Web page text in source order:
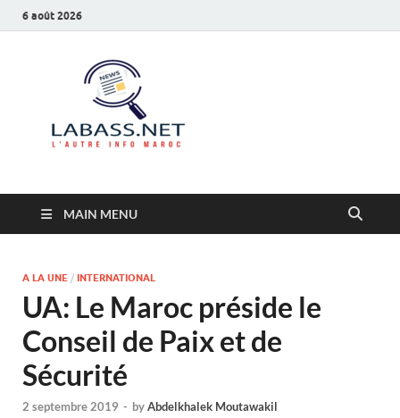
6 août 2026
MAIN MENU
A LA UNE / INTERNATIONAL
UA: Le Maroc préside le
Conseil de Paix et de
Sécurité
2 septembre 2019 - byAbdelkhalek Moutawakil